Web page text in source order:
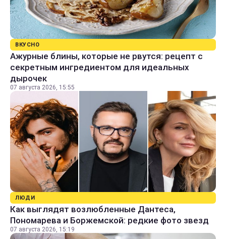
ВКУСНО
Ажурные блины, которые не рвутся: рецепт с
секретным ингредиентом для идеальных
дырочек
07 августа 2026, 15:55
ЛЮДИ
Как выглядят возлюбленные Дантеса,
Пономарева и Боржемской: редкие фото звезд
07 августа 2026, 15:19